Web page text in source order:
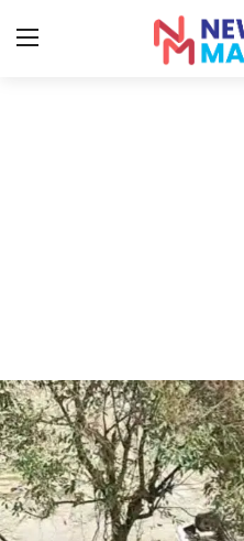
Entertainment
Sports
Food
Gulf News